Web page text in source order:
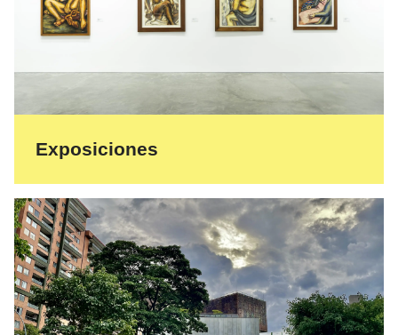
Exposiciones